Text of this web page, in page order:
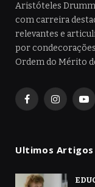
Aristóteles
com carreira
relevantes e
por
Ordem do Mérito
FacebookInstagram
Ultimos Artigos